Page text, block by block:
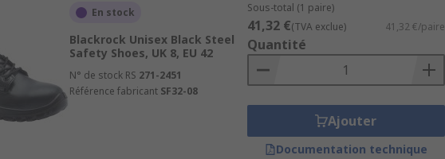
En stock
Blackrock Unisex Black Steel
Safety Shoes, UK 8, EU 42
N° de stock RS 271-2451
Référence fabricant SF32-08
Sous-total (1 paire)
41,32 €(TVA exclue) 41,32 €/paire
Quantité
Ajouter
Documentation technique